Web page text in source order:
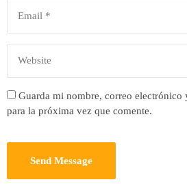
Guarda mi nombre, correo electrónico
para la próxima vez que comente.